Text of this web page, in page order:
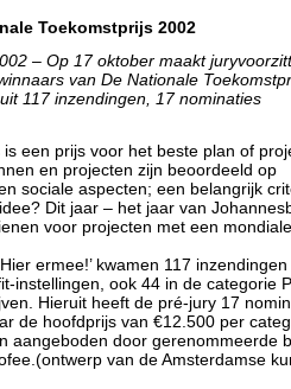
Toekomstprijs 2002
– Op 17 oktober maakt
van De Nationale
117 inzendingen, 17 nominaties
een prijs voor het beste plan of
en projecten zijn beoordeeld op
sociale aspecten; een belangrijk
Dit jaar – het jaar van
voor projecten met een mondiale
ermee!’ kwamen 117
instellingen, ook 44 in de categorie
Hieruit heeft de pré-jury 17
de hoofdprijs van €12.500 per
aangeboden door gerenommeerde
van de Amsterdamse